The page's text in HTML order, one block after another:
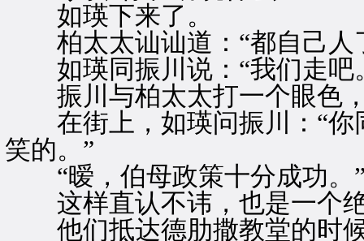
如瑛下来了。
柏太太讪讪道：“都自己人
如瑛同振川说：“我们走吧
振川与柏太太打一个眼色
在街上，如瑛问振川：“你
笑的。”
“暧，伯母政策十分成功。
这样直认不讳，也是一个绝
他们抵达德肋撒教堂的时候